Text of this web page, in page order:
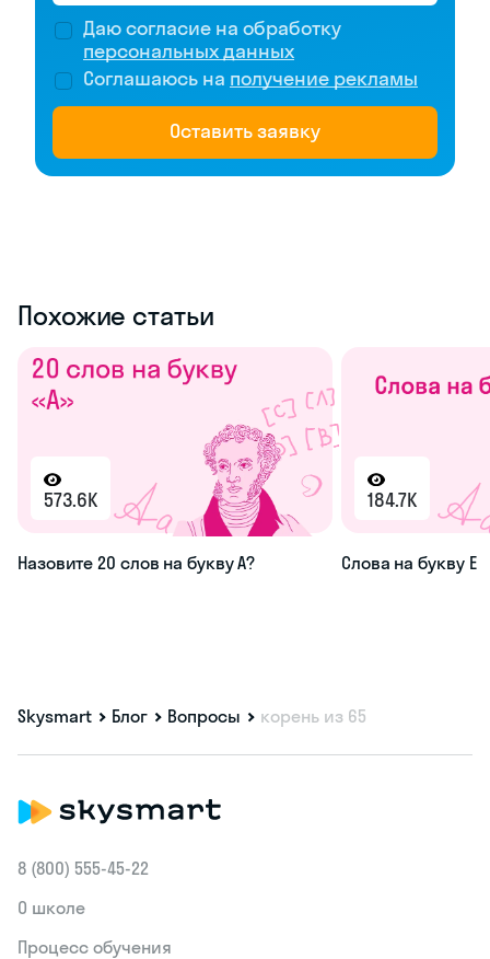
Даю согласие на обработку
персональных данных
Соглашаюсь на получение рекламы
Оставить заявку
Похожие статьи
573.6K
Назовите 20 слов на букву А?
184.7K
Слова на букву Е
Skysmart Блог Вопросы корень из 65
8 (800) 555‑45-22
О школе
Процесс обучения